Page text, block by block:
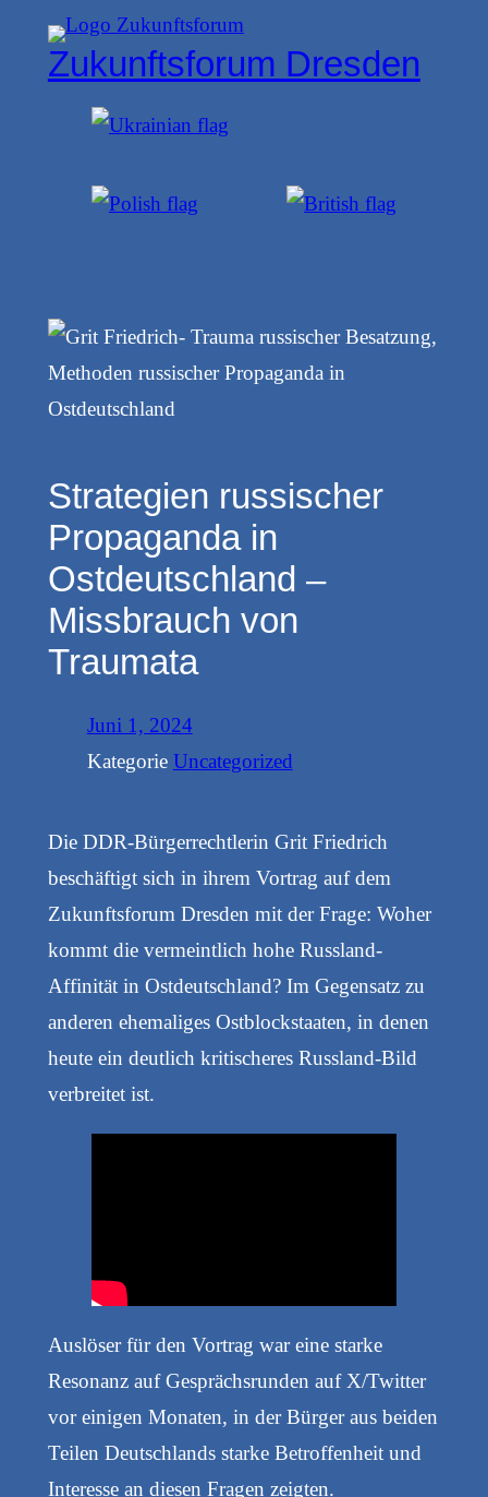
InhaltZukunftsforum Dresden
Strategien russischer
Propaganda in
Ostdeutschland –
Missbrauch von
Traumata
Juni 1, 2024
Kategorie Uncategorized
Die DDR-Bürgerrechtlerin Grit Friedrich
beschäftigt sich in ihrem Vortrag auf dem
Zukunftsforum Dresden mit der Frage: Woher
kommt die vermeintlich hohe Russland-
Affinität in Ostdeutschland? Im Gegensatz zu
anderen ehemaliges Ostblockstaaten, in denen
heute ein deutlich kritischeres Russland-Bild
verbreitet ist.
Auslöser für den Vortrag war eine starke
Resonanz auf Gesprächsrunden auf X/Twitter
vor einigen Monaten, in der Bürger aus beiden
Teilen Deutschlands starke Betroffenheit und
Interesse an diesen Fragen zeigten.